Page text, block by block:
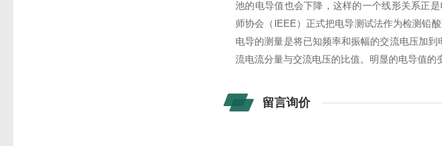
池的电导值也会下降，这样的一个线形关系正
师协会（IEEE）正式把电导测试法作为检测铅
电导的测量是将已知频率和振幅的交流电压加
流电流分量与交流电压的比值。明显的电导值的
留言询价